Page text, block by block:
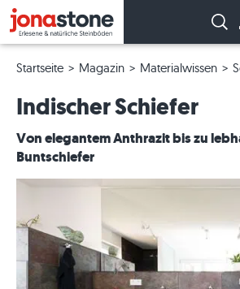
Startseite Magazin Materialwissen
Indischer Schiefer
Von elegantem Anthrazit bis zu
Buntschiefer